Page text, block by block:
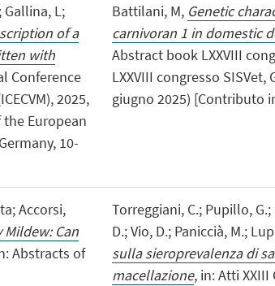
Gallina, L;
of a
with
Conference
2025,
European
10-
Battilani, M, Genetic
carnivoran 1 in domestic
Abstract book LXXVIII
LXXVIII congresso
giugno 2025) [Contributo
Accorsi,
Can
Abstracts of
Torreggiani, C.; Pupillo,
D.; Vio, D.; Paniccià, M.;
sulla sieroprevalenza di
macellazione, in: Atti XXIII